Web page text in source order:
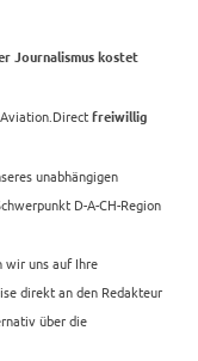
Journalismus kostet
freiwillig
unabhängigen
D-A-CH-Region
wir uns auf Ihre
direkt an den Redakteur
über die